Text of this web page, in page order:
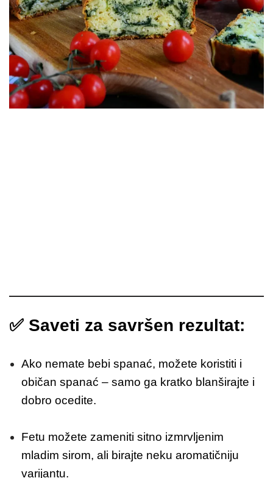
✅ Saveti za savršen rezultat:
Ako nemate bebi spanać, možete koristiti i
običan spanać – samo ga kratko blanširajte i
dobro ocedite.
Fetu možete zameniti sitno izmrvljenim
mladim sirom, ali birajte neku aromatičniju
varijantu.